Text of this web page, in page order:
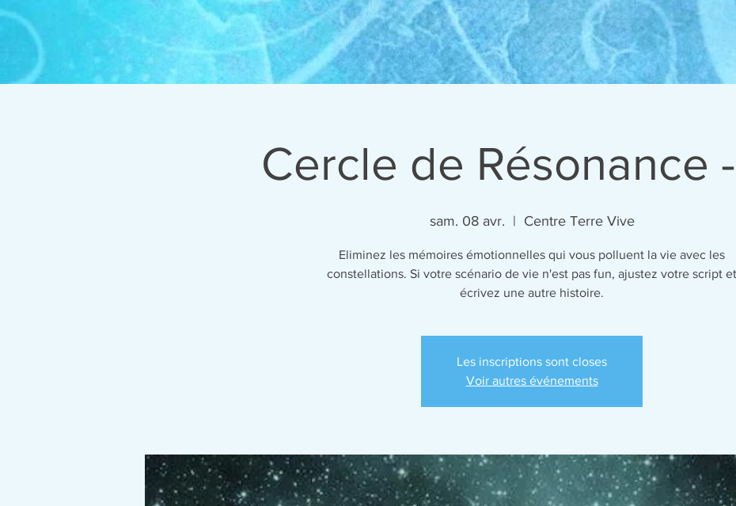
Cercle de Résonance
sam. 08 avr.
  |
Centre Terre Vive
Eliminez les mémoires émotionnelles qui vous polluent la vie avec les
constellations. Si votre scénario de vie n'est pas fun, ajustez votre script et
Les inscriptions sont closes
Voir autres événements